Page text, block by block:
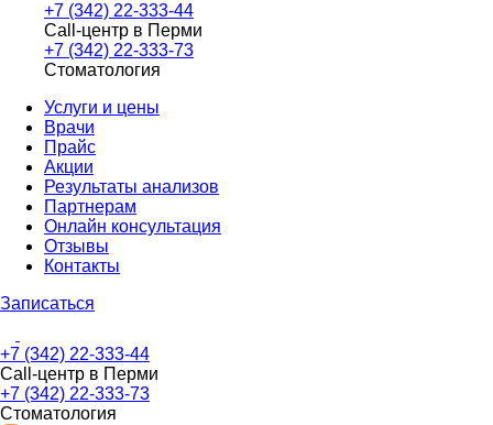
+7 (342) 22-333-44
Call-центр в Перми
+7 (342) 22-333-73
Стоматология
Услуги и цены
Врачи
Прайс
Акции
Результаты анализов
Партнерам
Онлайн консультация
Отзывы
Контакты
Записаться
+7 (342) 22-333-44
Call-центр в Перми
+7 (342) 22-333-73
Стоматология